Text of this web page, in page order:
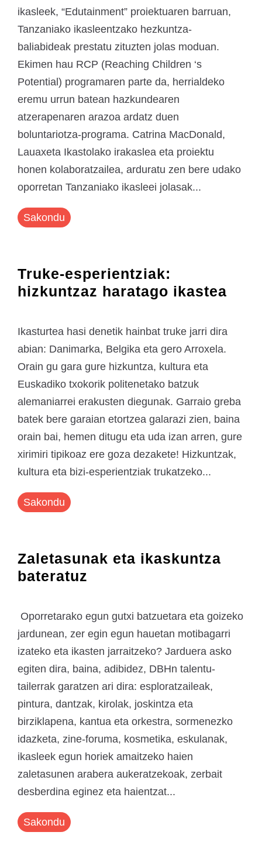
ikasleek, “Edutainment” proiektuaren barruan,
Tanzaniako ikasleentzako hezkuntza-
baliabideak prestatu zituzten jolas moduan.
Ekimen hau RCP (Reaching Children ‘s
Potential) programaren parte da, herrialdeko
eremu urrun batean hazkundearen
atzerapenaren arazoa ardatz duen
boluntariotza-programa. Catrina MacDonald,
Lauaxeta Ikastolako irakaslea eta proiektu
honen kolaboratzailea, arduratu zen bere udako
oporretan Tanzaniako ikasleei jolasak...
Sakondu
Truke-esperientziak:
hizkuntzaz haratago ikastea
Ikasturtea hasi denetik hainbat truke jarri dira
abian: Danimarka, Belgika eta gero Arroxela.
Orain gu gara gure hizkuntza, kultura eta
Euskadiko txokorik politenetako batzuk
alemaniarrei erakusten diegunak. Garraio greba
batek bere garaian etortzea galarazi zien, baina
orain bai, hemen ditugu eta uda izan arren, gure
xirimiri tipikoaz ere goza dezakete! Hizkuntzak,
kultura eta bizi-esperientziak trukatzeko...
Sakondu
Zaletasunak eta ikaskuntza
bateratuz
Oporretarako egun gutxi batzuetara eta goizeko
jardunean, zer egin egun hauetan motibagarri
izateko eta ikasten jarraitzeko? Jarduera asko
egiten dira, baina, adibidez, DBHn talentu-
tailerrak garatzen ari dira: esploratzaileak,
pintura, dantzak, kirolak, joskintza eta
birziklapena, kantua eta orkestra, sormenezko
idazketa, zine-foruma, kosmetika, eskulanak,
ikasleek egun horiek amaitzeko haien
zaletasunen arabera aukeratzekoak, zerbait
desberdina eginez eta haientzat...
Sakondu